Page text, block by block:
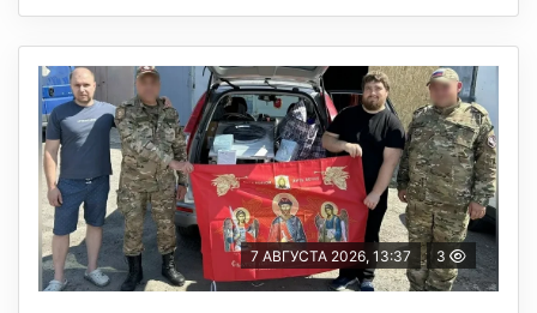
7 АВГУСТА 2026, 13:37 3